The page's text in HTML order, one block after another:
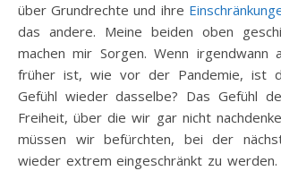
über Grundrechte und ihre
das andere. Meine beiden oben
machen mir Sorgen. Wenn irgendwann
früher ist, wie vor der Pandemie, ist
Gefühl wieder dasselbe? Das Gefühl
Freiheit, über die wir gar nicht
müssen wir befürchten, bei der
wieder extrem eingeschränkt zu